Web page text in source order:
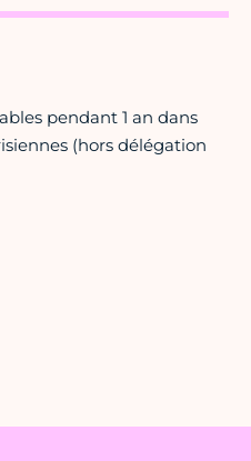
pendant 1 an dans
(hors délégation